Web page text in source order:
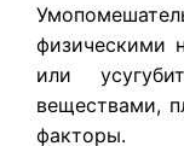
физическими
или
веществами,
факторы.